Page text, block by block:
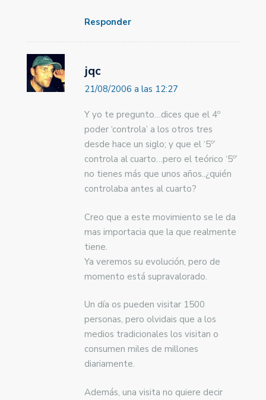
Responder
jqc
21/08/2006 a las 12:27
Y yo te pregunto…dices que el 4º
poder ‘controla’ a los otros tres
desde hace un siglo; y que el ‘5º’
controla al cuarto…pero el teórico ‘5º’
no tienes más que unos años..¿quién
controlaba antes al cuarto?
Creo que a este movimiento se le da
mas importacia que la que realmente
tiene.
Ya veremos su evolución, pero de
momento está supravalorado.
Un día os pueden visitar 1500
personas, pero olvidais que a los
medios tradicionales los visitan o
consumen miles de millones
diariamente.
Además, una visita no quiere decir